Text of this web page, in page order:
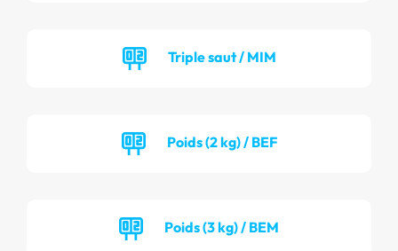
Triple saut / MIM
Poids (2 kg) / BEF
Poids (3 kg) / BEM